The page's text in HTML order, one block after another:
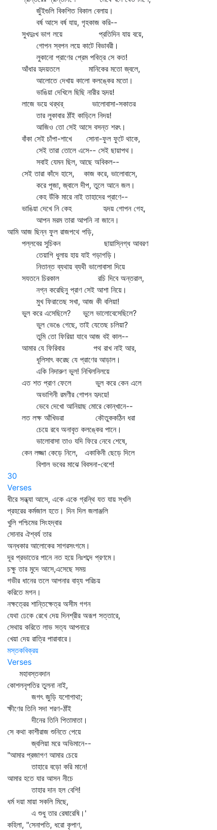
জুঁইগুলি বিকশিত বিকাল বেলায়।
বর্ষ আসে বর্ষ যায়, গৃহকাজ করি--
সুখদুঃখ ভাগ লয়ে প্রতিদিন যায় বয়ে,
গোপন স্বপন লয়ে কাটে বিভাবরী।
লুকানো প্রাণের প্রেম পবিত্র সে কত!
আঁধার হৃদয়তলে মানিকের মতো জ্বলে,
আলোতে দেখায় কালো কলঙ্কের মতো।
ভাঙিয়া দেখিলে ছিছি নারীর হৃদয়!
লাজে ভয়ে থর্‌থর্‌ ভালোবাসা-সকাতর
তার লুকাবার ঠাঁই কাড়িলে নিদয়!
আজিও তো সেই আসে বসন্ত শরৎ।
বাঁকা সেই চাঁপা-শাখে সোনা-ফুল ফুটে থাকে,
সেই তারা তোলে এসে-- সেই ছায়াপথ।
সবাই যেমন ছিল, আছে অবিকল--
সেই তারা কাঁদে হাসে, কাজ করে, ভালোবাসে,
করে পূজা, জ্বালে দীপ, তুলে আনে জল।
কেহ উঁকি মারে নাই তাহাদের প্রাণে--
ভাঙিয়া দেখে নি কেহ হৃদয় গোপন গেহ,
আপন মরম তারা আপনি না জানে।
আমি আজ ছিন্ন ফুল রাজপথে পড়ি,
পল্লবের সুচিকন ছায়াস্নিগ্ধ আবরণ
তেয়াগি ধুলায় হায় যাই গড়াগড়ি।
নিতান্ত ব্যথায় ব্যথী ভালোবাসা দিয়ে
সযতনে চিরকাল রচি দিবে অন্তরাল,
নগ্ন করেছিনু প্রাণ সেই আশা নিয়ে।
মুখ ফিরাতেছ সখা, আজ কী বলিয়া!
ভুল করে এসেছিলে? ভুলে ভালোবেসেছিলে?
ভুল ভেঙে গেছে, তাই যেতেছ চলিয়া?
তুমি তো ফিরিয়া যাবে আজ বই কাল--
আমার যে ফিরিবার পথ রাখ নাই আর,
ধূলিসাৎ করেছ যে প্রাণের আড়াল।
একি নিদারুণ ভুল! নিখিলনিলয়ে
এত শত প্রাণ ফেলে ভুল করে কেন এলে
অভাগিনী রমণীর গোপন হৃদয়ে!
ভেবে দেখো আনিয়াছ মোরে কোন্‌খানে--
লত লক্ষ আঁখিভরা কৌতুককঠিন ধরা
চেয়ে রবে অনাবৃত কলঙ্কের পানে।
ভালোবাসা তাও যদি ফিরে নেবে শেষে,
কেন লজ্জা কেড়ে নিলে, একাকিনী ছেড়ে দিলে
বিশাল ভবের মাঝে বিবসনা-বেশে!
30
Verses
ধীরে সন্ধ্যা আসে, একে একে গ্রন্থি যত যায় স্খলি
প্রহরের কর্মজাল হতে। দিন দিল জলাঞ্জলি
খুলি পশ্চিমের সিংহদ্বার
সোনার ঐশ্বর্য তার
অন্ধকার আলোকের সাগরসংগমে।
দূর প্রভাতের পানে নত হয়ে নিঃশব্দে প্রণমে।
চক্ষু তার মুদে আসে,এসেছে সময়
গভীর ধানের তলে আপনার বাহ্য পরিচয়
করিতে মগন।
নক্ষত্রের শান্তিক্ষেত্র অসীম গগন
যেথা ঢেকে রেখে দেয় দিনশ্রীর অরূপ সত্তারে,
সেথায় করিতে লাভ সত্য আপনারে
খেয়া দেয় রাত্রি পারাবারে।
মস্তকবিক্রয়
Verses
মহাবস্তবদান
কোশলনৃপতির তুলনা নাই,
জগৎ জুড়ি যশোগাথা;
ক্ষীণের তিনি সদা শরণ-ঠাঁই
দীনের তিনি পিতামাতা।
সে কথা কাশীরাজ শুনিতে পেয়ে
জ্বলিয়া মরে অভিমানে--
"আমার প্রজাগণ আমার চেয়ে
তাহারে বড়ো করি মানে!
আমার হতে যার আসন নীচে
তাহার দান হল বেশি!
ধর্ম দয়া মায়া সকলি মিছে,
এ শুধু তার রেষারেষি।'
কহিলা, "সেনাপতি, ধরো কৃপাণ,